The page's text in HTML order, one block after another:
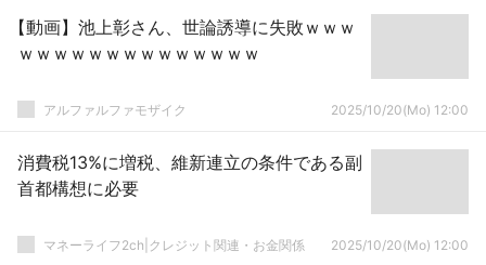
【動画】池上彰さん、世論誘導に失敗ｗｗｗ
ｗｗｗｗｗｗｗｗｗｗｗｗｗｗ
アルファルファモザイク 2025/10/20(Mo) 12:00
消費税13%に増税、維新連立の条件である副
首都構想に必要
マネーライフ2ch|クレジット関連・お金関係 2025/10/20(Mo) 12:00